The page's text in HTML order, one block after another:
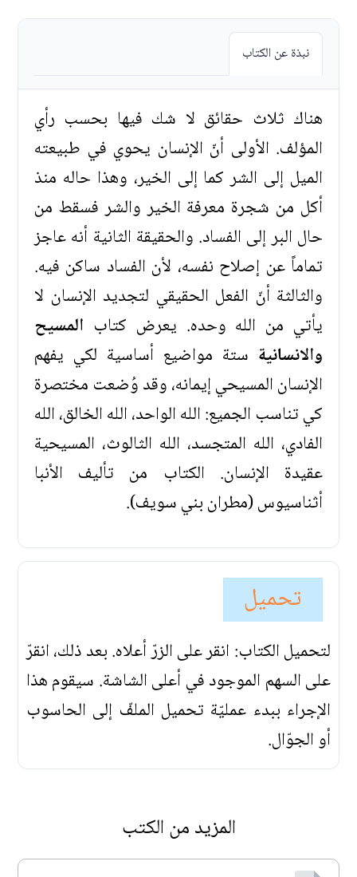
نبذة عن الكتاب
هناك ثلاث حقائق لا شك فيها بحسب رأي
المؤلف. الأولى أنّ الإنسان يحوي في طبيعته
الميل إلى الشر كما إلى الخير، وهذا حاله منذ
أكل من شجرة معرفة الخير والشر فسقط من
حال البر إلى الفساد. والحقيقة الثانية أنه عاجز
تماماً عن إصلاح نفسه، لأن الفساد ساكن فيه.
والثالثة أنّ الفعل الحقيقي لتجديد الإنسان لا
يأتي من الله وحده. يعرض كتاب المسيح
والانسانية ستة مواضيع أساسية لكي يفهم
الإنسان المسيحي إيمانه، وقد وُضعت مختصرة
كي تناسب الجميع: الله الواحد، الله الخالق، الله
الفادي، الله المتجسد، الله الثالوث، المسيحية
عقيدة الإنسان. الكتاب من تأليف الأنبا
أثناسيوس (مطران بني سويف).
تحميل
لتحميل الكتاب: انقر على الزرّ أعلاه. بعد ذلك، انقرّ
على السهم الموجود في أعلى الشاشة. سيقوم هذا
الإجراء ببدء عمليّة تحميل الملفّ إلى الحاسوب
أو الجوّال.
المزيد من الكتب